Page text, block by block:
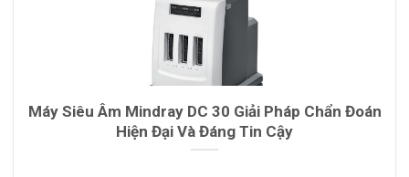
Máy Siêu Âm Mindray DC 30 Giải Pháp Chẩn Đoán
Hiện Đại Và Đáng Tin Cậy